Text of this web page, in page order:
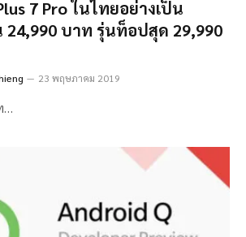
7 Pro ในไทยอย่างเป็น
24,990 บาท รุ่นท็อปสุด 29,990
23 พฤษภาคม 2019